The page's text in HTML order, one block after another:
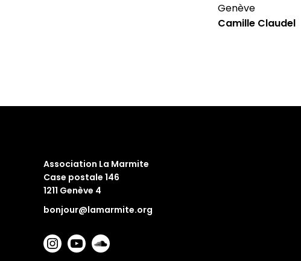
Genève
Camille Claudel
Association La Marmite
Case postale 146
1211 Genève 4
bonjour@lamarmite.org